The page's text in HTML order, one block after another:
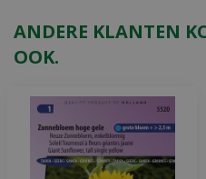
ANDERE KLANTEN
OOK.